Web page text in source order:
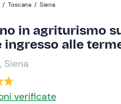
/ Toscana / Siena
in agriturismo
ingresso alle
Siena
verificate